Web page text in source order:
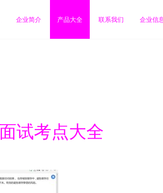
企业简介 产品大全 联系我们 企业信
试考点大全